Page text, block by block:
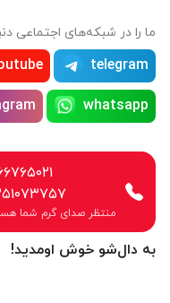
به دال‌شو خوش اومدید!
ما را در شبکه‌های اجتماعی
telegram
whatsapp
منتظر صدای گرم شما